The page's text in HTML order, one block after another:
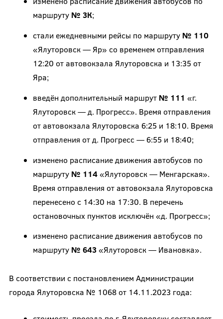
маршруту № 3К;
стали ежедневными рейсы по маршруту № 110
«Ялуторовск — Яр» со временем отправления
12:20 от автовокзала Ялуторовска и 13:35 от
Яра;
введён дополнительный маршрут № 111 «г.
Ялуторовск — д. Прогресс». Время отправления
от автовокзала Ялуторовска 6:25 и 18:10. Время
отправления от д. Прогресс — 6:55 и 18:40;
изменено расписание движения автобусов по
маршруту № 114«Ялуторовск — Менгарская».
Время отправления от автовокзала Ялуторовска
перенесено с 14:30 на 17:30. В перечень
остановочных пунктов исключён «д. Прогресс»;
изменено расписание движения автобусов по
маршруту № 643«Ялуторовск — Ивановка».
В соответствии с постановлением Администрации
города Ялуторовска № 1068 от 14.11.2023 года: